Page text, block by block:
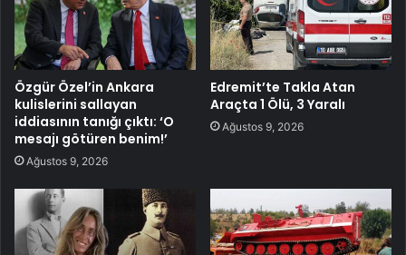
Özgür Özel’in Ankara
kulislerini sallayan
iddiasının tanığı çıktı: ‘O
mesajı götüren benim!’
Ağustos 9, 2026
Edremit’te Takla Atan
Araçta 1 Ölü, 3 Yaralı
Ağustos 9, 2026